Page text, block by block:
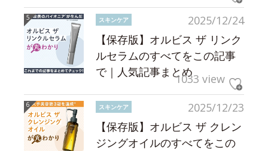
2025/12/24
スキンケア
【保存版】オルビス ザ リンク
ルセラムのすべてをこの記事
で｜人気記事まとめ1033 view
2025/12/23
スキンケア
【保存版】オルビス ザ クレン
ジングオイルのすべてをこの